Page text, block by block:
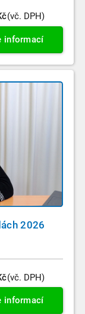
(vč. DPH)
informací
2026
(vč. DPH)
informací